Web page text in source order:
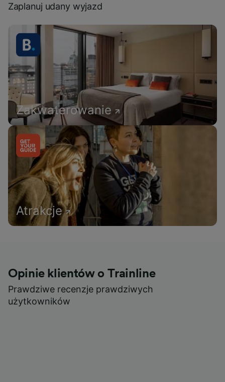
Zaplanuj udany wyjazd
Zakwaterowanie
Atrakcje
Opinie klientów o Trainline
Prawdziwe recenzje prawdziwych
użytkowników